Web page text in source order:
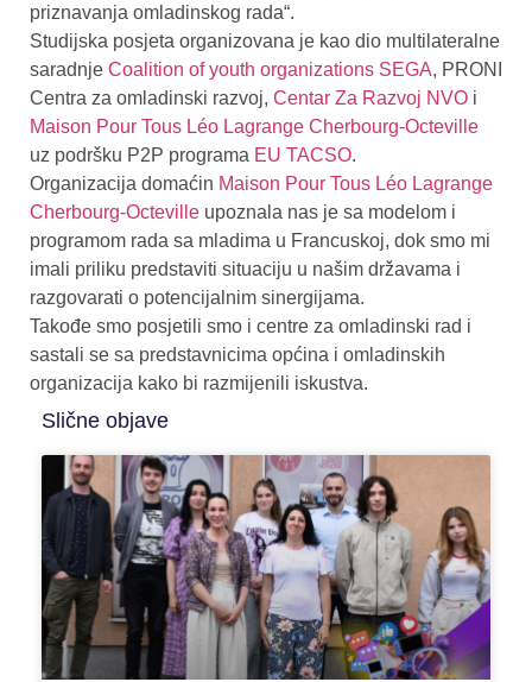
priznavanja omladinskog rada“.
Studijska posjeta organizovana je kao dio multilateralne
saradnje Coalition of youth organizations SEGA, PRONI
Centra za omladinski razvoj, Centar Za Razvoj NVO i
Maison Pour Tous Léo Lagrange Cherbourg-Octeville
uz podršku P2P programa EU TACSO.
Organizacija domaćin Maison Pour Tous Léo Lagrange
Cherbourg-Octeville upoznala nas je sa modelom i
programom rada sa mladima u Francuskoj, dok smo mi
imali priliku predstaviti situaciju u našim državama i
razgovarati o potencijalnim sinergijama.
Takođe smo posjetili smo i centre za omladinski rad i
sastali se sa predstavnicima općina i omladinskih
organizacija kako bi razmijenili iskustva.
Slične objave